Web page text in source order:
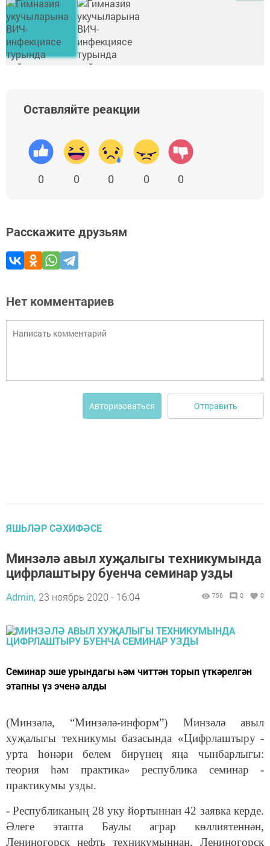
Оставляйте реакции
0 0 0 0 0
Расскажите друзьям
Нет комментариев
Авторизоваться Отправить
ЯШЬЛӘР СӘХИФӘСЕ
Минзәлә авыл хуҗалыгы техникумында
цифрлаштыру буенча семинар узды
Admin, 23 ноябрь 2020 - 16:04 756 0 0
Семинар эше урындагы һәм читтән торып үткәрелгән
этапны үз эченә алды
(Минзәлә, “Минзәлә-информ”) Минзәлә авыл
хуҗалыгы техникумы базасында «Цифрлаштыру -
урта һөнәри белем бирүнең яңа чынбарлыгы:
теория һәм практика» республика семинар -
практикумы узды.
- Республиканың 28 уку йортыннан 42 заявка керде.
Әлеге этапта Баулы аграр көллиятеннән,
Лениногорск нефть техникумыннан, Лениногорск